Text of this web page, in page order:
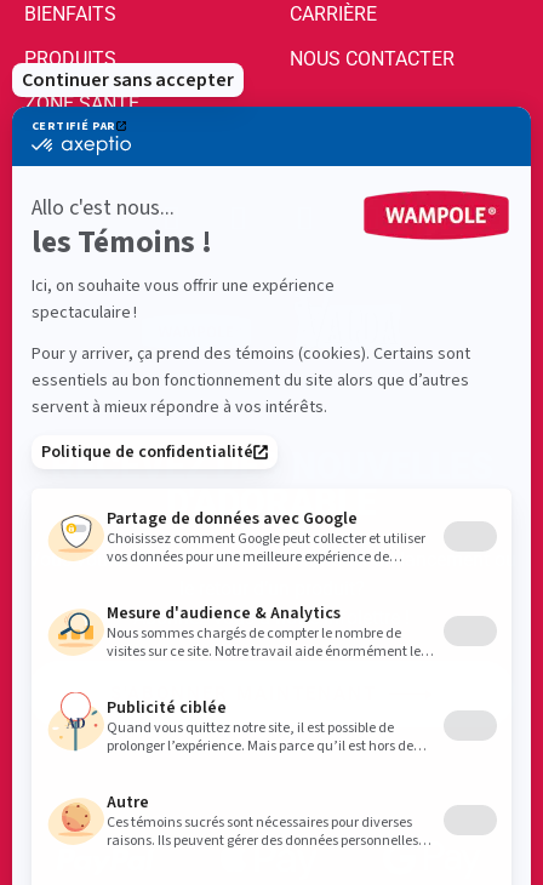
BIENFAITS
PRODUITS
ZONE SANTÉ
CARRIÈRE
NOUS CONTACTER
RECEVEZ DES NOUVELLES
D'ADORABLE
Vous voulez être sûr de ne pas manquer un lancement ou
Abonnez-vous à notre infolettre !